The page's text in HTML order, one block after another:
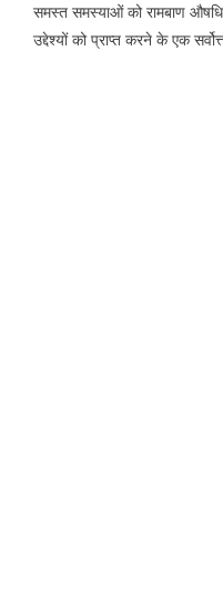
समस्त समस्याओं को रामबाण औषधि
उद्देश्यों को प्राप्त करने के एक